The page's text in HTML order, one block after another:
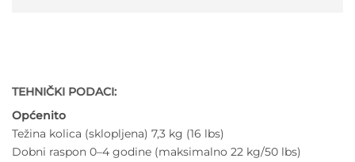
TEHNIČKI PODACI:
Općenito
Težina kolica (sklopljena) 7,3 kg (16 lbs)
Dobni raspon 0–4 godine (maksimalno 22 kg/50 lbs)